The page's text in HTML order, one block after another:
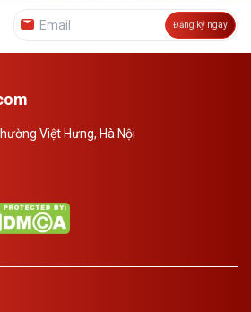
Đăng ký ngay
Việt Hưng, Hà Nội